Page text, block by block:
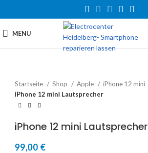
MENU
Startseite Shop Apple
iPhone 12 mini
iPhone 12 mini Lautsprecher
iPhone 12 mini Lautsprecher
99,00 €